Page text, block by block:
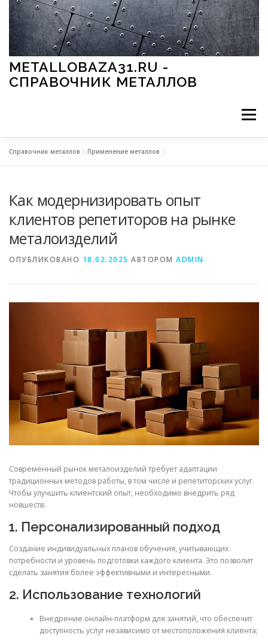
Перейти к содержимому
METALLOBAZA31.RU -
СПРАВОЧНИК МЕТАЛЛОВ
Меню
МЕТАЛЛЫ И ОКРУЖАЮЩАЯ СРЕДА
ПРИМЕНЕНИЕ МЕТАЛЛОВ
Справочник металлов »Применение металлов
Как модернизировать опыт
клиентов репетиторов на рынке
металоизделий
ОПУБЛИКОВАНО 18.02.2025 АВТОРОМ ADMIN
Современный рынок металоизделий требует адаптации
традиционных методов работы, в том числе и репетиторских услуг.
Чтобы улучшить клиентский опыт, необходимо внедрить ряд
новшеств:
1. Персонализированный подход
Создание индивидуальных планов обучения, учитывающих
потребности и уровень подготовки каждого клиента. Это позволит
сделать занятия более эффективными и интересными.
2. Использование технологий
Внедрение онлайн-платформ для занятий, что обеспечит
доступность услуг независимо от местоположения клиента;